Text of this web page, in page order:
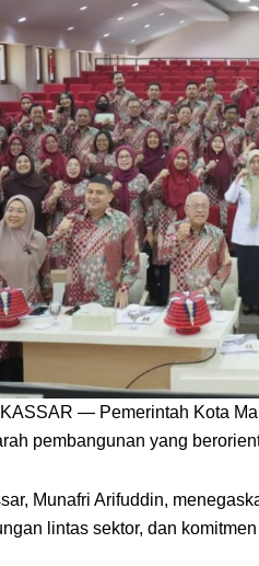
— Pemerintah Kota
pembangunan yang
Munafri Arifuddin,
lintas sektor, dan